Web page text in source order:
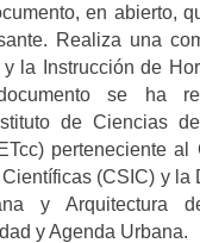
en abierto,
Realiza una
la Instrucción de
se ha
de Ciencias
perteneciente
(CSIC) y la
y Arquitectura
y Agenda Urbana.